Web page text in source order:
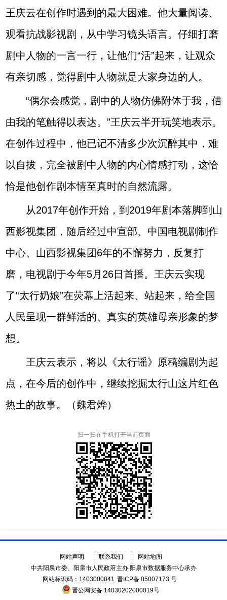
王庆云在创作时遇到的最大困难。他大量阅读、
观看抗战影视剧，从中学习镜头语言。仔细打磨
剧中人物的一言一行，让他们“活”起来，让观众
有亲切感，觉得剧中人物就是大家身边的人。
“偶尔会感觉，剧中的人物仿佛附体于我，借
由我的笔触得以表达。”王庆云半开玩笑地表示。
在创作过程中，他已记不清多少次沉醉其中，难
以自拔，完全被剧中人物的内心情感打动，这恰
恰是他创作剧本情至真时的自然流露。
从2017年创作开始，到2019年剧本落脚到山
西影视集团，随后经过中宣部、中国电视剧制作
中心、山西影视集团6年的不懈努力，反复打
磨，电视剧于今年5月26日首播。王庆云实现
了“太行奶娘”在荧幕上活起来、站起来，给全国
人民呈现一群鲜活的、真实的英雄母亲形象的梦
想。
王庆云表示，将以《太行谣》原稿编剧为起
点，在今后的创作中，继续挖掘太行山这片红色
热土的故事。（魏君烨）
扫一扫在手机打开当前页面
网站声明 联系我们
网站地图
中共阳泉市委、阳泉市人民政府主办 阳泉市数据服务中心承办
网站标识码：1403000041 晋ICP备 05007173 号
晋公网安备 14030202000019号